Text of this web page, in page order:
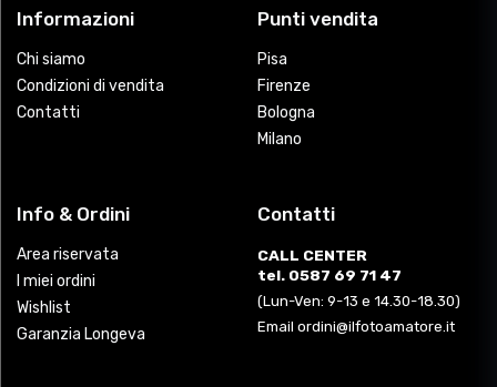
Informazioni
Chi siamo
Condizioni di vendita
Contatti
Punti vendita
Pisa
Firenze
Bologna
Milano
Info & Ordini
Area riservata
I miei ordini
Wishlist
Garanzia Longeva
Contatti
CALL CENTER
tel. 0587 69 71 47
(Lun-Ven: 9-13 e 14.30-18.30)
Email ordini@ilfotoamatore.it